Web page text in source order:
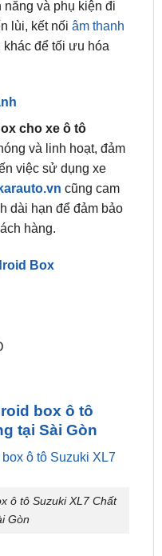
đi kèm
Suzuki XL7, người
và phụ kiện đi
để tối ưu hóa
cho xe ô tô
và linh hoạt, đảm
việc sử dụng xe
dài hạn để đảm bảo
hàng.
box ô tô
tại Sài Gòn